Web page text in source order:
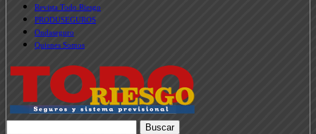
Revista Todo Riesgo
PRODUSEGUROS
Ondaseguro
Quienes Somos